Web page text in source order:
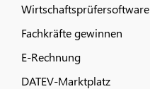
Wirtschaftsprüfersoftware
Fachkräfte gewinnen
E-Rechnung
DATEV-Marktplatz